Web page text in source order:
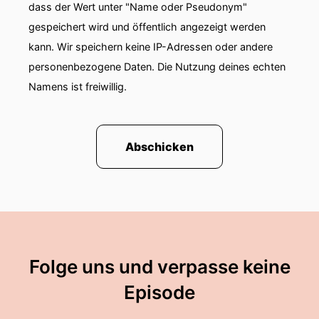
dass der Wert unter "Name oder Pseudonym"
gespeichert wird und öffentlich angezeigt werden
kann. Wir speichern keine IP-Adressen oder andere
personenbezogene Daten. Die Nutzung deines echten
Namens ist freiwillig.
Abschicken
Folge uns und verpasse keine
Episode